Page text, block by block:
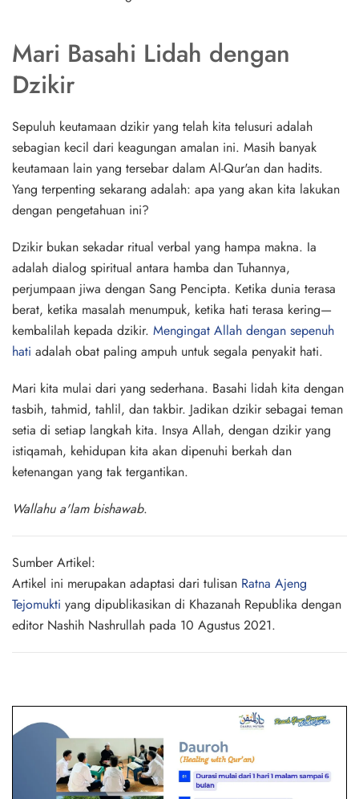
Mari Basahi Lidah dengan
Dzikir
Sepuluh keutamaan dzikir yang telah kita telusuri adalah
sebagian kecil dari keagungan amalan ini. Masih banyak
keutamaan lain yang tersebar dalam Al-Qur'an dan hadits.
Yang terpenting sekarang adalah: apa yang akan kita lakukan
dengan pengetahuan ini?
Dzikir bukan sekadar ritual verbal yang hampa makna. Ia
adalah dialog spiritual antara hamba dan Tuhannya,
perjumpaan jiwa dengan Sang Pencipta. Ketika dunia terasa
berat, ketika masalah menumpuk, ketika hati terasa kering—
kembalilah kepada dzikir. Mengingat Allah dengan sepenuh
hati adalah obat paling ampuh untuk segala penyakit hati.
Mari kita mulai dari yang sederhana. Basahi lidah kita dengan
tasbih, tahmid, tahlil, dan takbir. Jadikan dzikir sebagai teman
setia di setiap langkah kita. Insya Allah, dengan dzikir yang
istiqamah, kehidupan kita akan dipenuhi berkah dan
ketenangan yang tak tergantikan.
Wallahu a'lam bishawab.
Sumber Artikel:
Artikel ini merupakan adaptasi dari tulisan Ratna Ajeng
Tejomukti yang dipublikasikan di Khazanah Republika dengan
editor Nashih Nashrullah pada 10 Agustus 2021.